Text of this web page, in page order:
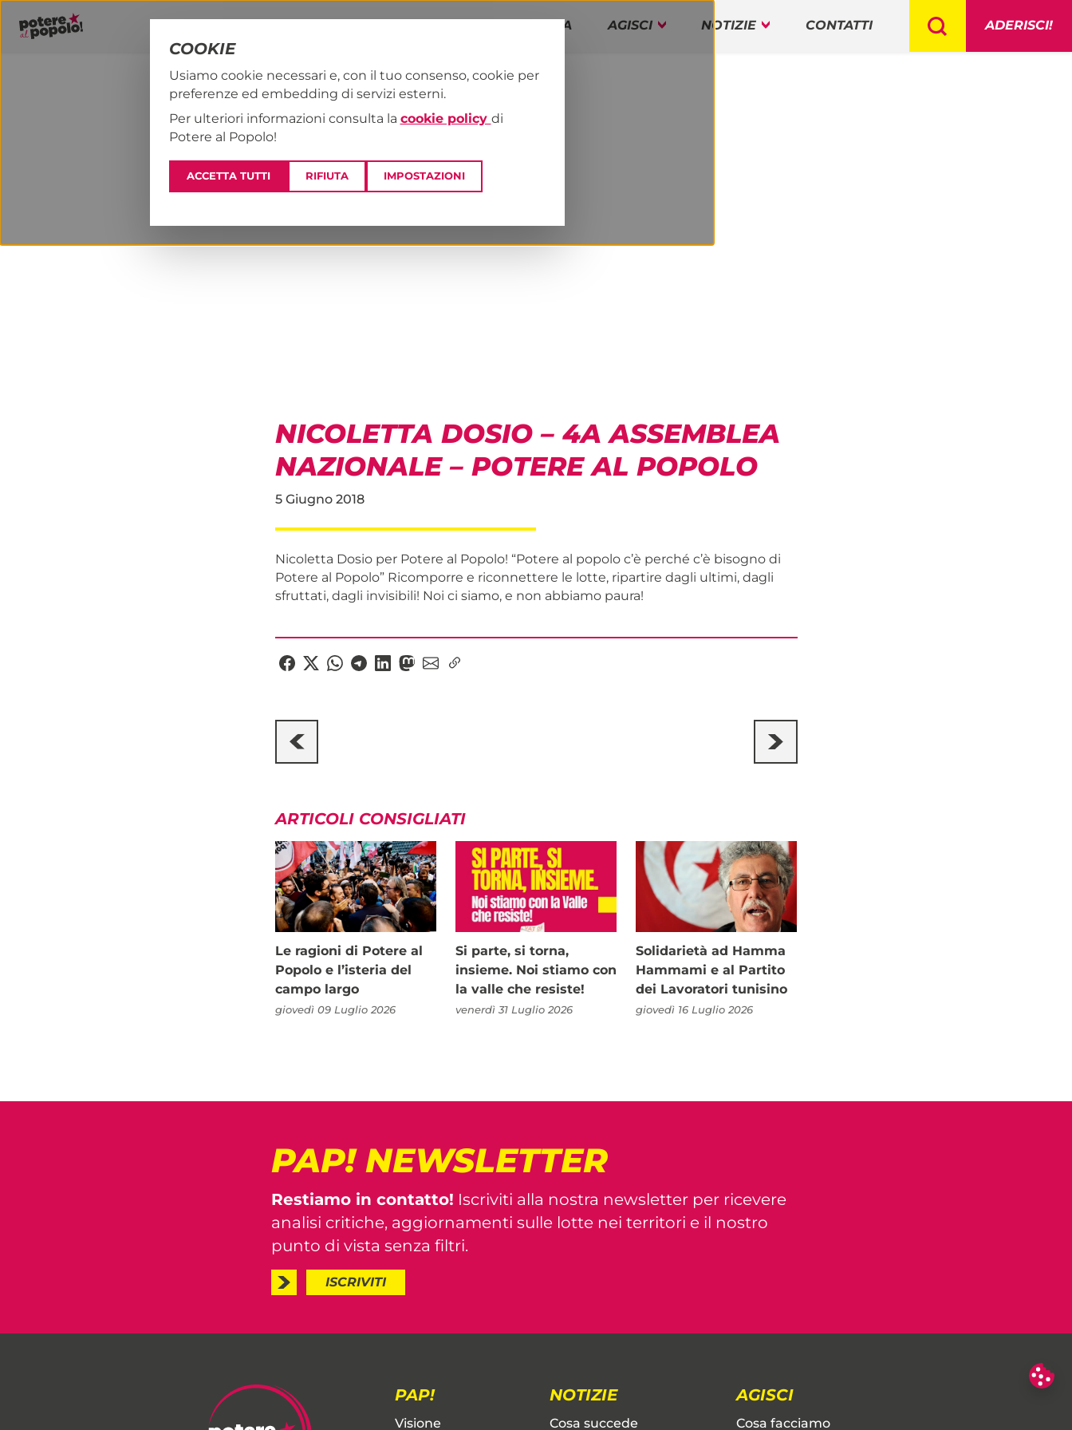
PROGRAMMA AGISCI NOTIZIE CONTATTI ADERISCI!
PAP! NOTIZIE NEWS & MEDIA
NICOLETTA DOSIO – 4A ASSEMBLEA
NAZIONALE – POTERE AL POPOLO
5 Giugno 2018
Nicoletta Dosio per Potere al Popolo! “Potere al popolo c’è perché c’è bisogno di
Potere al Popolo” Ricomporre e riconnettere le lotte, ripartire dagli ultimi, dagli
sfruttati, dagli invisibili! Noi ci siamo, e non abbiamo paura!
ARTICOLI CONSIGLIATI
Le ragioni di Potere al
Popolo e l’isteria del
campo largo
giovedì 09 Luglio 2026
Si parte, si torna,
insieme. Noi stiamo con
la valle che resiste!
venerdì 31 Luglio 2026
Solidarietà ad Hamma
Hammami e al Partito
dei Lavoratori tunisino
giovedì 16 Luglio 2026
PAP! NEWSLETTER
Restiamo in contatto! Iscriviti alla nostra newsletter per ricevere
analisi critiche, aggiornamenti sulle lotte nei territori e il nostro
punto di vista senza filtri.
ISCRIVITI
PAP!
Visione
NOTIZIE
Cosa succede
AGISCI
Cosa facciamo
COOKIE
Usiamo cookie necessari e, con il tuo consenso, cookie per
preferenze ed embedding di servizi esterni.
Per ulteriori informazioni consulta la cookie policy di
Potere al Popolo!
ACCETTA TUTTI RIFIUTA IMPOSTAZIONI